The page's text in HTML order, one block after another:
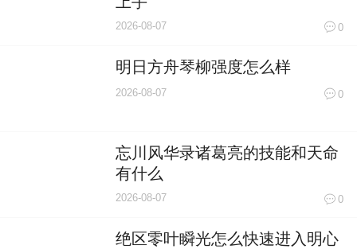
2026-08-07 0
明日方舟琴柳强度怎么样
2026-08-07 0
忘川风华录诸葛亮的技能和天命
有什么
2026-08-07 0
绝区零叶瞬光怎么快速进入明心